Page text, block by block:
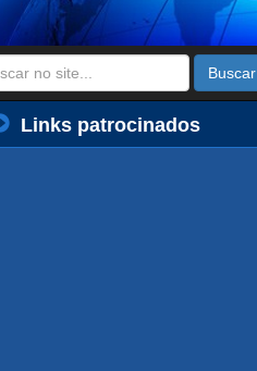
Buscar
Links patrocinados